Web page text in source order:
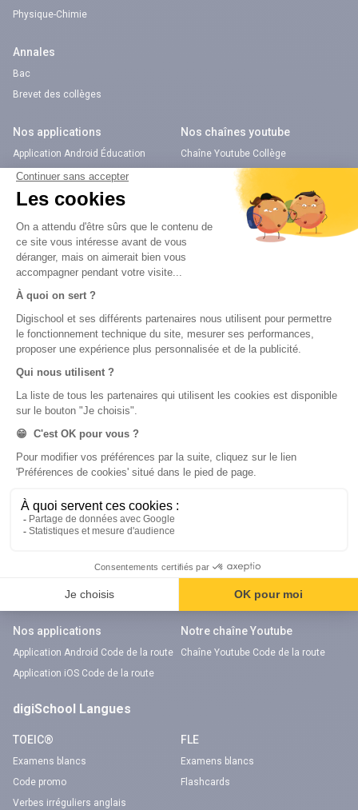
Physique-Chimie
Annales
Bac
Brevet des collèges
Nos applications
Application Android Éducation
Application iOS Éducation
Nos chaînes youtube
Chaîne Youtube Collège
Chaîne Youtube Lycée
digiSchool Orientation
Orientation
Diplômes
Métiers
Écoles
Nos applications
Application Android Pitangoo
digiSchool Code
Code auto
Examens blancs
Code gratuit
Code moto
Examens blancs
Séries d’entraînement
Nos applications
Application Android Code de la route
Application iOS Code de la route
Notre chaîne Youtube
Chaîne Youtube Code de la route
digiSchool Langues
TOEIC®
Examens blancs
Code promo
Verbes irréguliers anglais
FLE
Examens blancs
Flashcards